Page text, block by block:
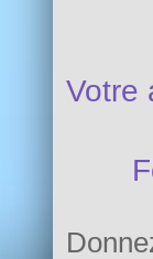
Votre